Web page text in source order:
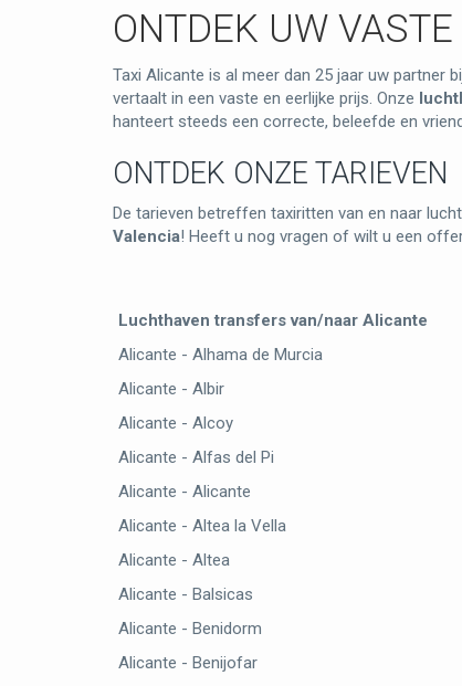
ONTDEK UW
Taxi Alicante is al meer dan 25 jaar uw partner
vertaalt in een vaste en eerlijke prijs. Onze
hanteert steeds een correcte, beleefde en
ONTDEK ONZE TARIEVEN
De tarieven betreffen taxiritten van en naar
Valencia! Heeft u nog vragen of wilt u een
Luchthaven transfers van/naar Alicante
Alicante - Alhama de Murcia
Alicante - Albir
Alicante - Alcoy
Alicante - Alfas del Pi
Alicante - Alicante
Alicante - Altea la Vella
Alicante - Altea
Alicante - Balsicas
Alicante - Benidorm
Alicante - Benijofar